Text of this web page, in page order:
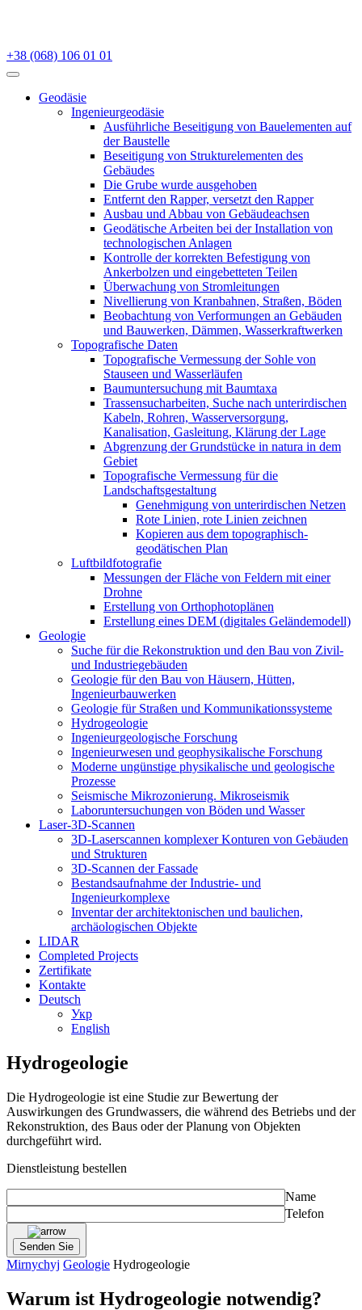
+38 (068) 106 01 01
Geodäsie
Ingenieurgeodäsie
Ausführliche Beseitigung von Bauelementen auf
der Baustelle
Beseitigung von Strukturelementen des
Gebäudes
Die Grube wurde ausgehoben
Entfernt den Rapper, versetzt den Rapper
Ausbau und Abbau von Gebäudeachsen
Geodätische Arbeiten bei der Installation von
technologischen Anlagen
Kontrolle der korrekten Befestigung von
Ankerbolzen und eingebetteten Teilen
Überwachung von Stromleitungen
Nivellierung von Kranbahnen, Straßen, Böden
Beobachtung von Verformungen an Gebäuden
und Bauwerken, Dämmen, Wasserkraftwerken
Topografische Daten
Topografische Vermessung der Sohle von
Stauseen und Wasserläufen
Baumuntersuchung mit Baumtaxa
Trassensucharbeiten, Suche nach unterirdischen
Kabeln, Rohren, Wasserversorgung,
Kanalisation, Gasleitung, Klärung der Lage
Abgrenzung der Grundstücke in natura in dem
Gebiet
Topografische Vermessung für die
Landschaftsgestaltung
Genehmigung von unterirdischen Netzen
Rote Linien, rote Linien zeichnen
Kopieren aus dem topographisch-
geodätischen Plan
Luftbildfotografie
Messungen der Fläche von Feldern mit einer
Drohne
Erstellung von Orthophotoplänen
Erstellung eines DEM (digitales Geländemodell)
Geologie
Suche für die Rekonstruktion und den Bau von Zivil-
und Industriegebäuden
Geologie für den Bau von Häusern, Hütten,
Ingenieurbauwerken
Geologie für Straßen und Kommunikationssysteme
Hydrogeologie
Ingenieurgeologische Forschung
Ingenieurwesen und geophysikalische Forschung
Moderne ungünstige physikalische und geologische
Prozesse
Seismische Mikrozonierung. Mikroseismik
Laboruntersuchungen von Böden und Wasser
Laser-3D-Scannen
3D-Laserscannen komplexer Konturen von Gebäuden
und Strukturen
3D-Scannen der Fassade
Bestandsaufnahme der Industrie- und
Ingenieurkomplexe
Inventar der architektonischen und baulichen,
archäologischen Objekte
LIDAR
Completed Projects
Zertifikate
Kontakte
Deutsch
Укр
English
Hydrogeologie
Die Hydrogeologie ist eine Studie zur Bewertung der
Auswirkungen des Grundwassers, die während des Betriebs und der
Rekonstruktion, des Baus oder der Planung von Objekten
durchgeführt wird.
Dienstleistung bestellen
Name
Telefon
Mirnychyj Geologie Hydrogeologie
Warum ist Hydrogeologie notwendig?